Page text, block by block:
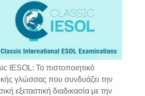
IESOL: Το πιστοποιητικό
γλώσσας που συνδυάζει την
εξεταστική διαδικασία με την